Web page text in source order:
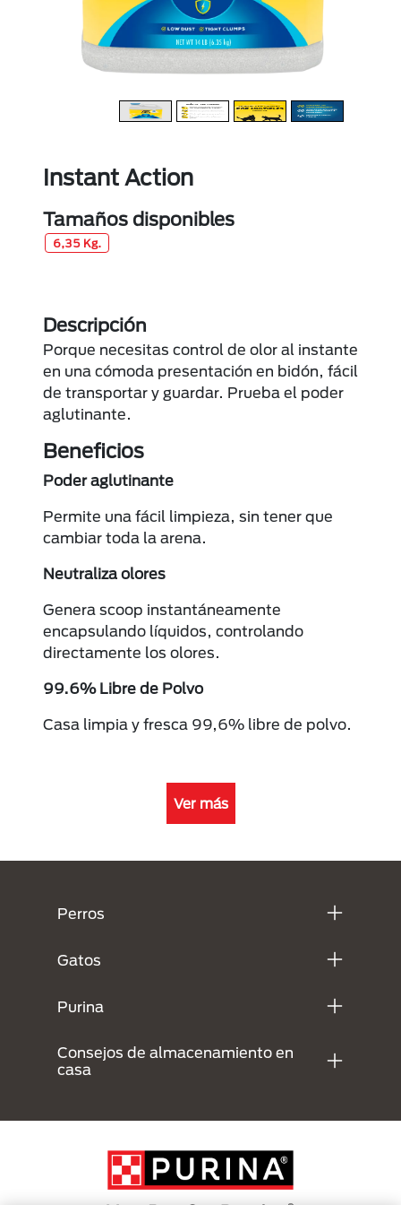
Instant Action
Tamaños disponibles
6,35 Kg.
Descripción
Porque necesitas control de olor al instante
en una cómoda presentación en bidón, fácil
de transportar y guardar. Prueba el poder
aglutinante.
Beneficios
Poder aglutinante
Permite una fácil limpieza, sin tener que
cambiar toda la arena.
Neutraliza olores
Genera scoop instantáneamente
encapsulando líquidos, controlando
directamente los olores.
99.6% Libre de Polvo
Casa limpia y fresca 99,6% libre de polvo.
Ver más
Perros
Gatos
Purina
Consejos de almacenamiento en
casa